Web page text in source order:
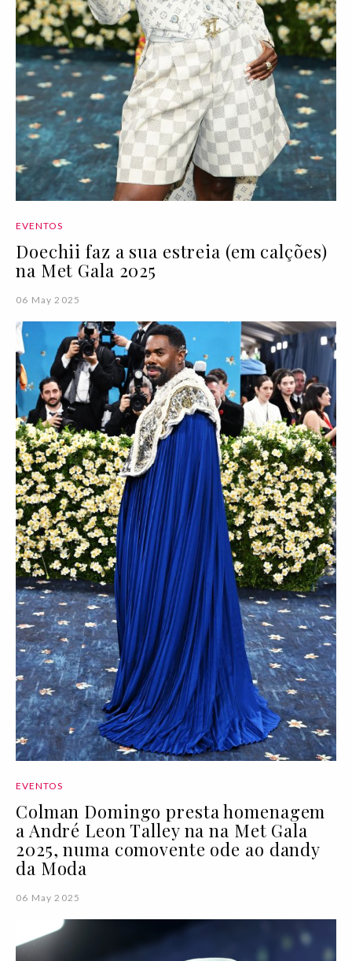
EVENTOS
Doechii faz a sua estreia (em calções)
na Met Gala 2025
06 May 2025
EVENTOS
Colman Domingo presta homenagem
a André Leon Talley na na Met Gala
2025, numa comovente ode ao dandy
da Moda
06 May 2025